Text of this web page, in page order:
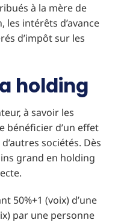
à la mère de
intérêts d’avance
d’impôt sur les
holding
à savoir les
bénéficier d’un effet
sociétés. Dès
grand en holding
50%+1 (voix) d’une
par une personne